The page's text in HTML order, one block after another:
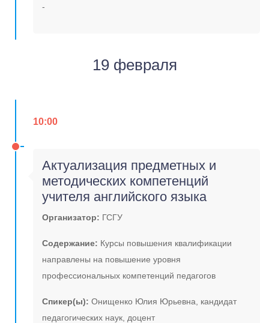
-
19 февраля
10:00
Актуализация предметных и
методических компетенций
учителя английского языка
Организатор: ГСГУ
Содержание: Курсы повышения квалификации
направлены на повышение уровня
профессиональных компетенций педагогов
Спикер(ы): Онищенко Юлия Юрьевна, кандидат
педагогических наук, доцент